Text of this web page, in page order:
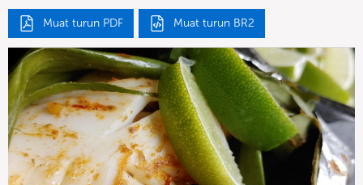
Muat turun PDF Muat turun BR2